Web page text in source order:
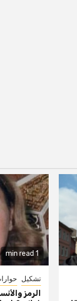
1 min read
تشكيل
الرمز